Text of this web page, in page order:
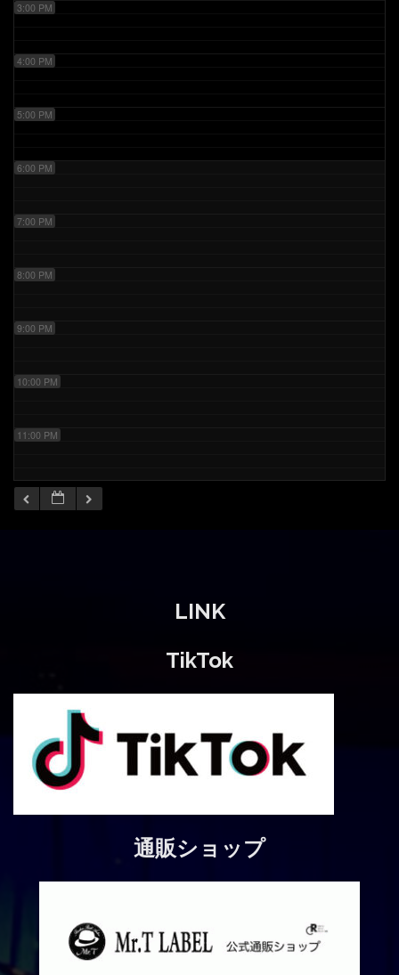
3:00 PM
4:00 PM
5:00 PM
6:00 PM
7:00 PM
8:00 PM
9:00 PM
10:00 PM
11:00 PM
LINK
TikTok
通販ショップ